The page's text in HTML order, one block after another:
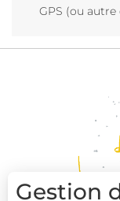
GPS (ou
Gestion